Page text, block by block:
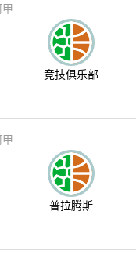
甲
竞技俱乐部
甲
普拉腾斯